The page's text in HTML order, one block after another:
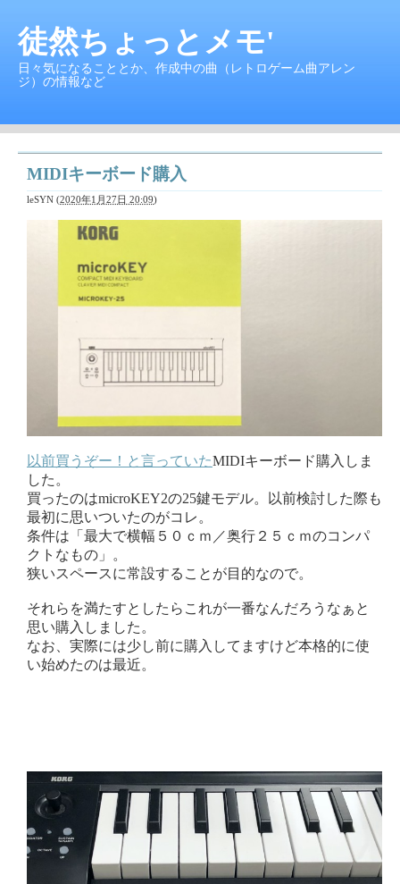
徒然ちょっとメモ'
日々気になることとか、作成中の曲（レトロゲーム曲アレン
ジ）の情報など
MIDIキーボード購入
leSYN (2020年1月27日 20:09)
以前買うぞー！と言っていたMIDIキーボード購入しま
した。
買ったのはmicroKEY2の25鍵モデル。以前検討した際も
最初に思いついたのがコレ。
条件は「最大で横幅５０ｃｍ／奥行２５ｃｍのコンパ
クトなもの」。
狭いスペースに常設することが目的なので。
それらを満たすとしたらこれが一番なんだろうなぁと
思い購入しました。
なお、実際には少し前に購入してますけど本格的に使
い始めたのは最近。